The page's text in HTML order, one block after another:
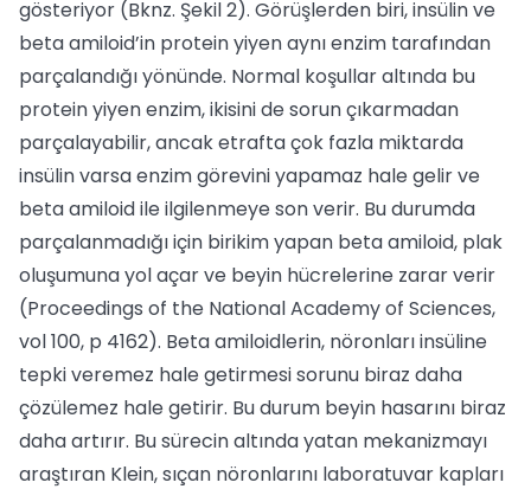
gösteriyor (Bknz. Şekil 2). Görüşlerden biri, insülin ve
beta amiloid’in protein yiyen aynı enzim tarafından
parçalandığı yönünde. Normal koşullar altında bu
protein yiyen enzim, ikisini de sorun çıkarmadan
parçalayabilir, ancak etrafta çok fazla miktarda
insülin varsa enzim görevini yapamaz hale gelir ve
beta amiloid ile ilgilenmeye son verir. Bu durumda
parçalanmadığı için birikim yapan beta amiloid, plak
oluşumuna yol açar ve beyin hücrelerine zarar verir
(Proceedings of the National Academy of Sciences,
vol 100, p 4162). Beta amiloidlerin, nöronları insüline
tepki veremez hale getirmesi sorunu biraz daha
çözülemez hale getirir. Bu durum beyin hasarını biraz
daha artırır. Bu sürecin altında yatan mekanizmayı
araştıran Klein, sıçan nöronlarını laboratuvar kapları